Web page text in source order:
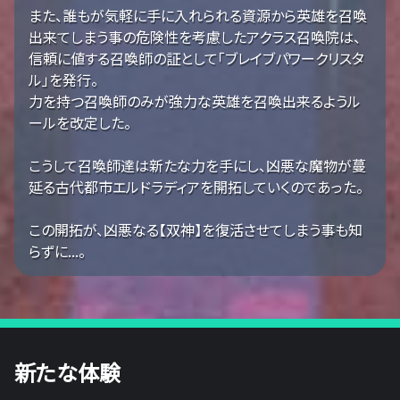
また、誰もが気軽に手に入れられる資源から英雄を召喚
出来てしまう事の危険性を考慮したアクラス召喚院は、
信頼に値する召喚師の証として「ブレイブパワークリスタ
ル」を発行。
力を持つ召喚師のみが強力な英雄を召喚出来るようル
ールを改定した。
こうして召喚師達は新たな力を手にし、凶悪な魔物が蔓
延る古代都市エルドラディアを開拓していくのであった。
この開拓が、凶悪なる【双神】を復活させてしまう事も知
らずに...。
新たな体験